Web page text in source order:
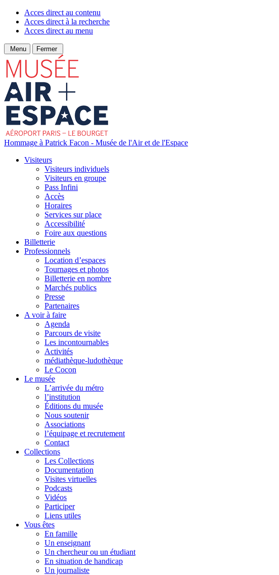
Acces direct au contenu
Acces direct à la recherche
Acces direct au menu
Menu Fermer
Hommage à Patrick Facon - Musée de l'Air et de l'Espace
Visiteurs
Visiteurs individuels
Visiteurs en groupe
Pass Infini
Accès
Horaires
Services sur place
Accessibilité
Foire aux questions
Billetterie
Professionnels
Location d’espaces
Tournages et photos
Billetterie en nombre
Marchés publics
Presse
Partenaires
A voir à faire
Agenda
Parcours de visite
Les incontournables
Activités
médiathèque-ludothèque
Le Cocon
Le musée
L’arrivée du métro
l’institution
Éditions du musée
Nous soutenir
Associations
l’équipage et recrutement
Contact
Collections
Les Collections
Documentation
Visites virtuelles
Podcasts
Vidéos
Participer
Liens utiles
Vous êtes
En famille
Un enseignant
Un chercheur ou un étudiant
En situation de handicap
Un journaliste